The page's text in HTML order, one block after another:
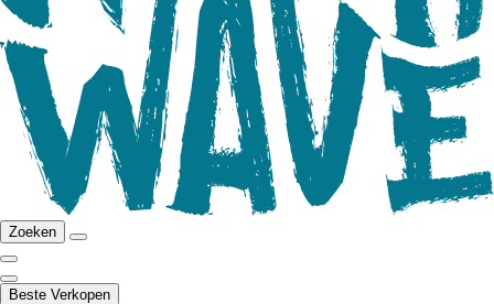
Zoeken
Beste Verkopen